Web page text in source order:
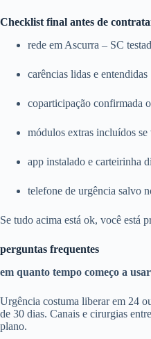
Checklist final antes de
rede em Ascurra – SC
carências lidas e entendidas
coparticipação confirmada
módulos extras incluídos se
app instalado e carteirinha
telefone de urgência salvo
Se tudo acima está ok, você está
perguntas frequentes
em quanto tempo começo a usar
Urgência costuma liberar em 24
de 30 dias. Canais e cirurgias
plano.